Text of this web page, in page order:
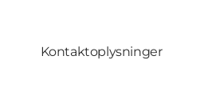
Kontaktoplysninger